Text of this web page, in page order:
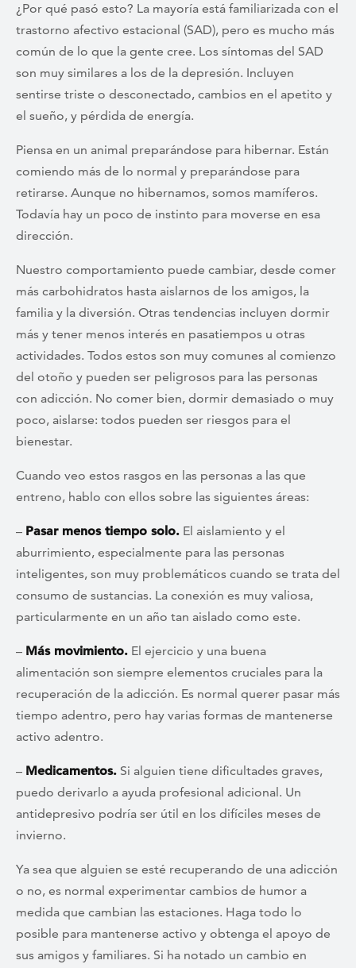
¿Por qué pasó esto? La mayoría está familiarizada con el
trastorno afectivo estacional (SAD), pero es mucho más
común de lo que la gente cree. Los síntomas del SAD
son muy similares a los de la depresión. Incluyen
sentirse triste o desconectado, cambios en el apetito y
el sueño, y pérdida de energía.
Piensa en un animal preparándose para hibernar. Están
comiendo más de lo normal y preparándose para
retirarse. Aunque no hibernamos, somos mamíferos.
Todavía hay un poco de instinto para moverse en esa
dirección.
Nuestro comportamiento puede cambiar, desde comer
más carbohidratos hasta aislarnos de los amigos, la
familia y la diversión. Otras tendencias incluyen dormir
más y tener menos interés en pasatiempos u otras
actividades. Todos estos son muy comunes al comienzo
del otoño y pueden ser peligrosos para las personas
con adicción. No comer bien, dormir demasiado o muy
poco, aislarse: todos pueden ser riesgos para el
bienestar.
Cuando veo estos rasgos en las personas a las que
entreno, hablo con ellos sobre las siguientes áreas:
– Pasar menos tiempo solo. El aislamiento y el
aburrimiento, especialmente para las personas
inteligentes, son muy problemáticos cuando se trata del
consumo de sustancias. La conexión es muy valiosa,
particularmente en un año tan aislado como este.
– Más movimiento. El ejercicio y una buena
alimentación son siempre elementos cruciales para la
recuperación de la adicción. Es normal querer pasar más
tiempo adentro, pero hay varias formas de mantenerse
activo adentro.
– Medicamentos. Si alguien tiene dificultades graves,
puedo derivarlo a ayuda profesional adicional. Un
antidepresivo podría ser útil en los difíciles meses de
invierno.
Ya sea que alguien se esté recuperando de una adicción
o no, es normal experimentar cambios de humor a
medida que cambian las estaciones. Haga todo lo
posible para mantenerse activo y obtenga el apoyo de
sus amigos y familiares. Si ha notado un cambio en